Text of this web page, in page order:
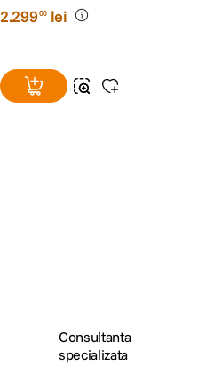
2.29900 lei
Consultanta
specializata